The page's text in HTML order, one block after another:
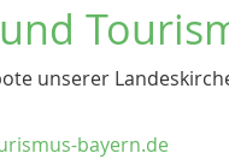
unserer
bayern.de